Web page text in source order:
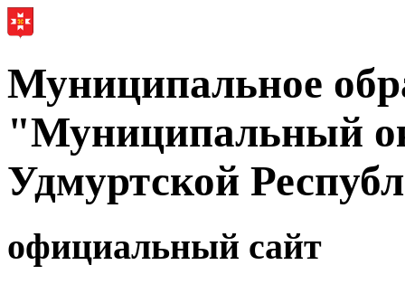
Муниципальное
"Муниципальный
Удмуртской
официальный сайт